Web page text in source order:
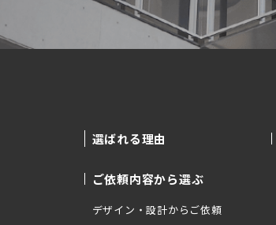
選ばれる理由
ご依頼内容から選ぶ
デザイン・設計からご依頼